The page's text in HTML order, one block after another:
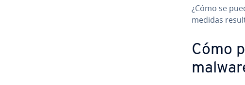
¿Cómo se
medidas
Cómo